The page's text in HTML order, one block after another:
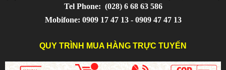
Tel Phone: (028) 6 68 63 586
Mobifone: 0909 17 47 13 - 0909 47 47 13
QUY TRÌNH MUA HÀNG TRỰC TUYẾN